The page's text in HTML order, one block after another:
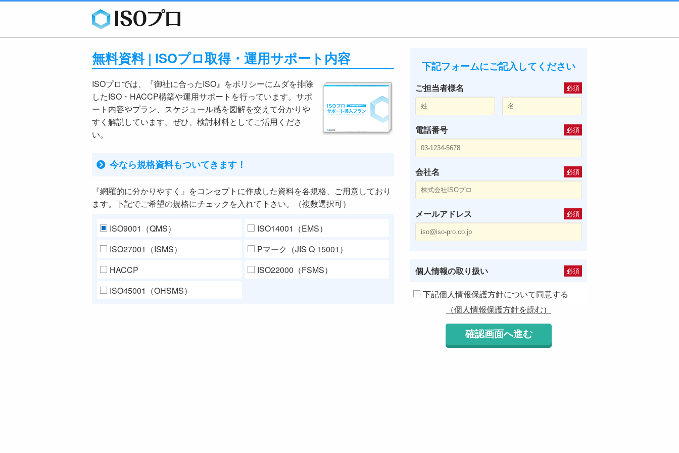
無料資料 | ISOプロ取得・運用サポート内容
ISOプロでは、『御社に合ったISO』をポリシーにムダを排除
したISO・HACCP構築や運用サポートを行っています。サポ
ート内容やプラン、スケジュール感を図解を交えて分かりや
すく解説しています。ぜひ、検討材料としてご活用くださ
い。
今なら規格資料もついてきます！
『網羅的に分かりやすく』をコンセプトに作成した資料を各規格、ご用意しており
ます。下記でご希望の規格にチェックを入れて下さい。（複数選択可）
ISO9001（QMS）
ISO14001（EMS）
ISO27001（ISMS）
Pマーク（JIS Q 15001）
HACCP
ISO22000（FSMS）
ISO45001（OHSMS）
下記フォームにご記入してください
ご担当者様名 必須
電話番号 必須
会社名 必須
メールアドレス 必須
個人情報の取り扱い 必須
下記個人情報保護方針について同意する
（個人情報保護方針を読む）